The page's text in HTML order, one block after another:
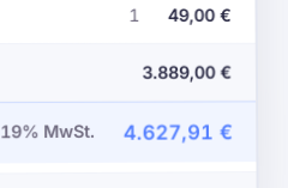
1 49,00 €
3.889,00 €
19% MwSt. 4.627,91 €